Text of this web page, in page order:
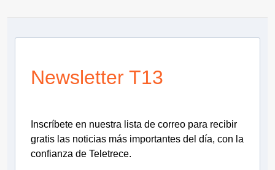
Newsletter T13
Inscríbete en nuestra lista de correo para recibir
gratis las noticias más importantes del día, con la
confianza de Teletrece.